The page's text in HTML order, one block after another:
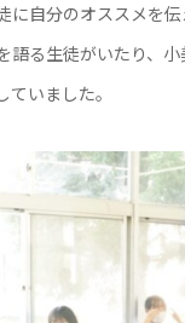
自分のオススメを
語る生徒がいたり、
いました。